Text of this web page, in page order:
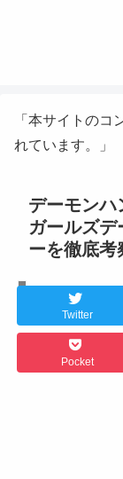
「本サイトのコ
れています。」
デーモンハ
ガールズデ
ーを徹底考
Twitter
Pocket